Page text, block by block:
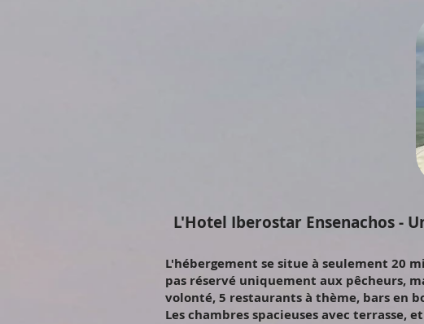
L'Hotel Iberostar Ensenachos -
L'hébergement se situe à seulement 20
pas réservé uniquement aux pêcheurs,
volonté, 5 restaurants à thème, bars en
Les chambres spacieuses avec